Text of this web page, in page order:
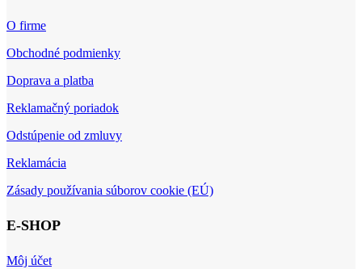
O firme
Obchodné podmienky
Doprava a platba
Reklamačný poriadok
Odstúpenie od zmluvy
Reklamácia
Zásady používania súborov cookie (EÚ)
E-SHOP
Môj účet